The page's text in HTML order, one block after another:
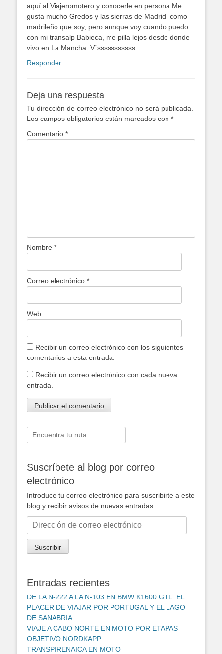
aquí al Viajeromotero y conocerle en persona.Me
gusta mucho Gredos y las sierras de Madrid, como
madrileño que soy, pero aunque voy cuando puedo
con mi transalp Babieca, me pilla lejos desde donde
vivo en La Mancha. V´sssssssssss
Responder
Deja una respuesta
Tu dirección de correo electrónico no será publicada.
Los campos obligatorios están marcados con *
Comentario *
Nombre *
Correo electrónico *
Web
Recibir un correo electrónico con los siguientes
comentarios a esta entrada.
Recibir un correo electrónico con cada nueva
entrada.
Buscar:
Suscríbete al blog por correo
electrónico
Introduce tu correo electrónico para suscribirte a este
blog y recibir avisos de nuevas entradas.
Dirección
de
correo
electrónico
Suscribir
Entradas recientes
DE LA N-222 A LA N-103 EN BMW K1600 GTL: EL
PLACER DE VIAJAR POR PORTUGAL Y EL LAGO
DE SANABRIA
VIAJE A CABO NORTE EN MOTO POR ETAPAS
OBJETIVO NORDKAPP
TRANSPIRENAICA EN MOTO